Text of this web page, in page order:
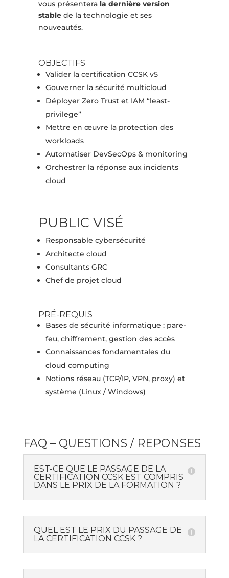
vous présentera la dernière version
stablede la technologie et ses
nouveautés.
OBJECTIFS
Valider la certification CCSK v5
Gouverner la sécurité multicloud
Déployer Zero Trust et IAM “least-
privilege”
Mettre en œuvre la protection des
workloads
Automatiser DevSecOps & monitoring
Orchestrer la réponse aux incidents
cloud
PUBLIC VISÉ
Responsable cybersécurité
Architecte cloud
Consultants GRC
Chef de projet cloud
PRÉ-REQUIS
Bases de sécurité informatique : pare-
feu, chiffrement, gestion des accès
Connaissances fondamentales du
cloud computing
Notions réseau (TCP/IP, VPN, proxy) et
système (Linux / Windows)
FAQ – QUESTIONS / RÉPONSES
EST-CE QUE LE PASSAGE DE LA
CERTIFICATION CCSK EST COMPRIS
DANS LE PRIX DE LA FORMATION ?
QUEL EST LE PRIX DU PASSAGE DE
LA CERTIFICATION CCSK ?